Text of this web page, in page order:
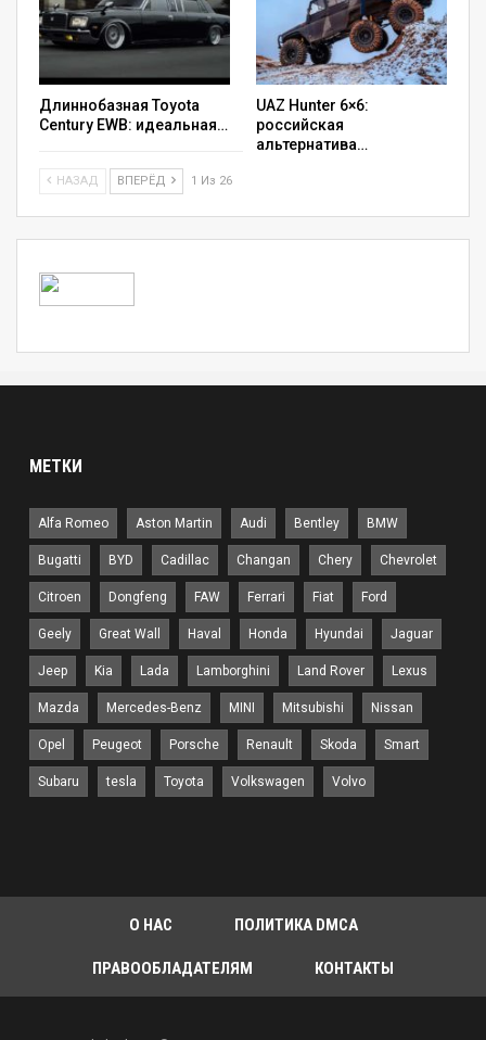
Длиннобазная Toyota
Century EWB: идеальная…
UAZ Hunter 6×6:
российская
альтернатива…
НАЗАД ВПЕРЁД 1 Из 26
МЕТКИ
Alfa Romeo Aston Martin Audi Bentley BMW
Bugatti BYD Cadillac Changan Chery Chevrolet
Citroen Dongfeng FAW Ferrari Fiat Ford
Geely Great Wall Haval Honda Hyundai Jaguar
Jeep Kia Lada Lamborghini Land Rover Lexus
Mazda Mercedes-Benz MINI Mitsubishi Nissan
Opel Peugeot Porsche Renault Skoda Smart
Subaru tesla Toyota Volkswagen Volvo
О НАС ПОЛИТИКА DMCA
ПРАВООБЛАДАТЕЛЯМ КОНТАКТЫ